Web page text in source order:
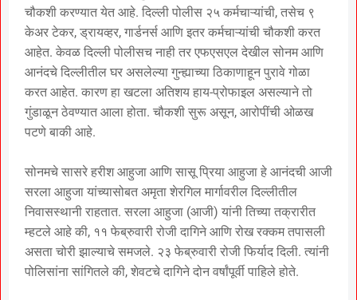
चौकशी करण्यात येत आहे. दिल्ली पोलीस २५ कर्मचाऱ्यांची, तसेच ९
केअर टेकर, ड्रायव्हर, गार्डनर्स आणि इतर कर्मचाऱ्यांची चौकशी करत
आहेत. केवळ दिल्ली पोलीसच नाही तर एफएसएल देखील सोनम आणि
आनंदचे दिल्लीतील घर असलेल्या गुन्ह्याच्या ठिकाणाहून पुरावे गोळा
करत आहेत. कारण हा खटला अतिशय हाय-प्रोफाइल असल्याने तो
गुंडाळून ठेवण्यात आला होता. चौकशी सुरू असून, आरोपींची ओळख
पटणे बाकी आहे.
सोनमचे सासरे हरीश आहुजा आणि सासू प्रिया आहुजा हे आनंदची आजी
सरला आहुजा यांच्यासोबत अमृता शेरगिल मार्गावरील दिल्लीतील
निवासस्थानी राहतात. सरला आहुजा (आजी) यांनी तिच्या तक्रारीत
म्हटले आहे की, ११ फेब्रुवारी रोजी दागिने आणि रोख रक्कम तपासली
असता चोरी झाल्याचे समजले. २३ फेब्रुवारी रोजी फिर्याद दिली. त्यांनी
पोलिसांना सांगितले की, शेवटचे दागिने दोन वर्षांपूर्वी पाहिले होते.